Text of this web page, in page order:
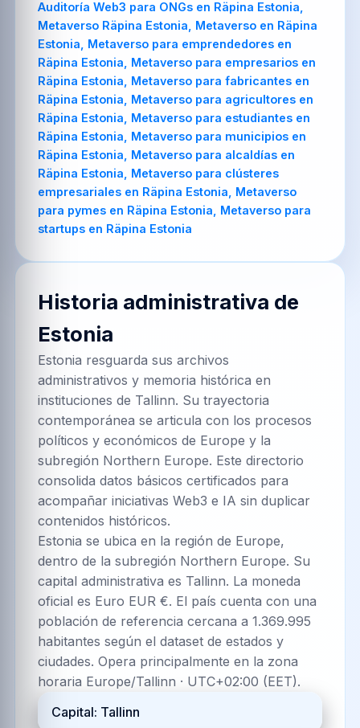
Auditoría Web3 para ONGs en Räpina Estonia,
Metaverso Räpina Estonia, Metaverso en Räpina
Estonia, Metaverso para emprendedores en
Räpina Estonia, Metaverso para empresarios en
Räpina Estonia, Metaverso para fabricantes en
Räpina Estonia, Metaverso para agricultores en
Räpina Estonia, Metaverso para estudiantes en
Räpina Estonia, Metaverso para municipios en
Räpina Estonia, Metaverso para alcaldías en
Räpina Estonia, Metaverso para clústeres
empresariales en Räpina Estonia, Metaverso
para pymes en Räpina Estonia, Metaverso para
startups en Räpina Estonia
Historia administrativa de
Estonia
Estonia resguarda sus archivos
administrativos y memoria histórica en
instituciones de Tallinn. Su trayectoria
contemporánea se articula con los procesos
políticos y económicos de Europe y la
subregión Northern Europe. Este directorio
consolida datos básicos certificados para
acompañar iniciativas Web3 e IA sin duplicar
contenidos históricos.
Estonia se ubica en la región de Europe,
dentro de la subregión Northern Europe. Su
capital administrativa es Tallinn. La moneda
oficial es Euro EUR €. El país cuenta con una
población de referencia cercana a 1.369.995
habitantes según el dataset de estados y
ciudades. Opera principalmente en la zona
horaria Europe/Tallinn · UTC+02:00 (EET).
Capital: Tallinn